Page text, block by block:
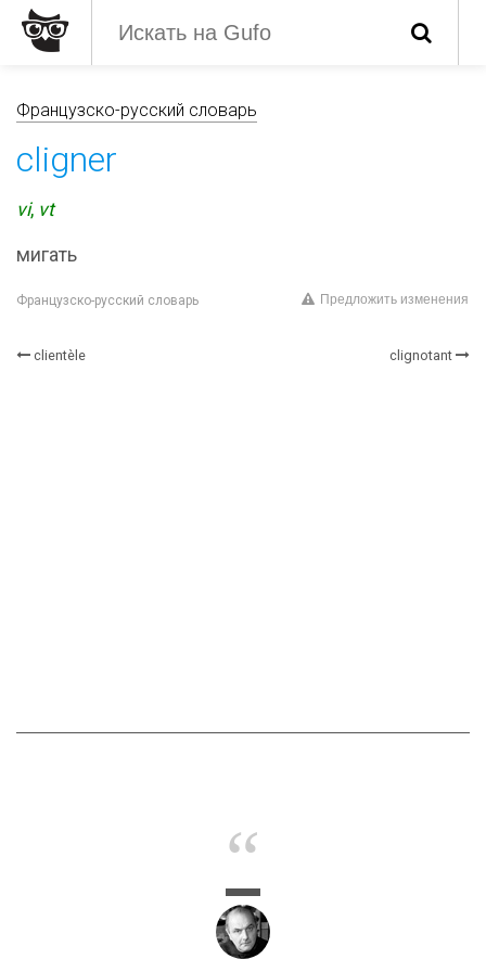
Французско-русский словарь
cligner
vi, vt
мигать
Французско-русский словарь Предложить изменения
clientèle clignotant